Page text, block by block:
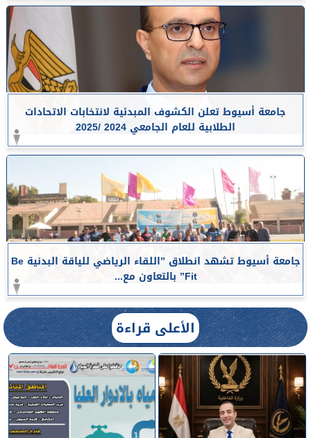
جامعة أسيوط تعلن الكشوف المبدئية لانتخابات الاتحادات
الطلابية للعام الجامعي 2024 /2025
جامعة أسيوط تشهد انطلاق ”اللقاء الرياضي للياقة البدنية Be
Fit” بالتعاون مع...
الأعلى قراءة